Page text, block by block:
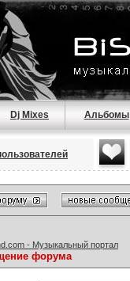
Dj Mixes Альбомы
- Музыкальный портал
форума